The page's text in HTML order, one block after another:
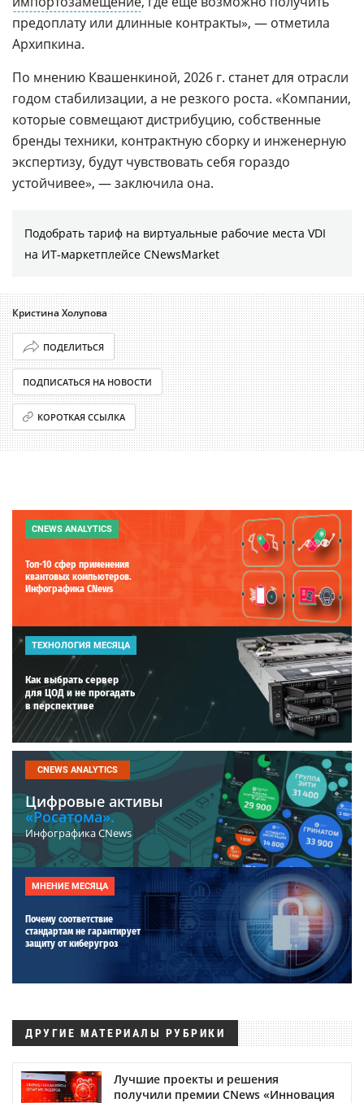
предоплату или длинные контракты», — отметила
Архипкина.
По мнению Квашенкиной, 2026 г. станет для отрасли
годом стабилизации, а не резкого роста. «Компании,
которые совмещают дистрибуцию, собственные
бренды техники, контрактную сборку и инженерную
экспертизу, будут чувствовать себя гораздо
устойчивее», — заключила она.
Подобрать тариф на виртуальные рабочие места VDI
на ИТ-маркетплейсе CNewsMarket
Кристина Холупова
ПОДЕЛИТЬСЯ
ПОДПИСАТЬСЯ НА НОВОСТИ
КОРОТКАЯ ССЫЛКА
CNEWS ANALYTICS
Топ-10 сфер применения
квантовых компьютеров.
Инфографика CNews
ТЕХНОЛОГИЯ МЕСЯЦА
Как выбрать сервер
для ЦОД и не прогадать
в перспективе
CNEWS ANALYTICS
Цифровые активы
«Росатома».
Инфографика CNews
МНЕНИЕ МЕСЯЦА
Почему соответствие
стандартам не гарантирует
защиту от киберугроз
ДРУГИЕ МАТЕРИАЛЫ РУБРИКИ
Лучшие проекты и решения
получили премии CNews «Инновация